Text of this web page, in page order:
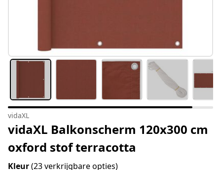
vidaXL
vidaXL Balkonscherm 120x300 cm
oxford stof terracotta
Kleur(23 verkrijgbare opties)